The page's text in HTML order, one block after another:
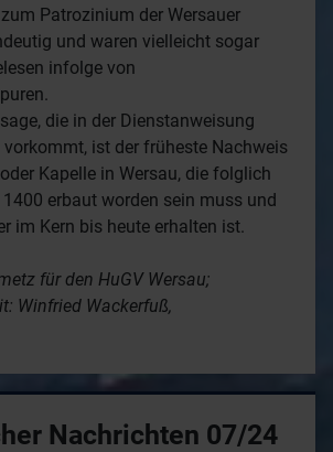
Patrozinium der Wersauer
und waren vielleicht sogar
infolge von
die in der Dienstanweisung
ist der früheste Nachweis
Kapelle in Wersau, die folglich
erbaut worden sein muss und
im Kern bis heute erhalten ist.
für den HuGV Wersau;
Winfried Wackerfuß,
Nachrichten 07/24